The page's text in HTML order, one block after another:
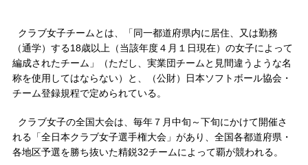
クラブ女子チームとは、「同一都道府県内に居住、又は勤務
（通学）する18歳以上（当該年度４月１日現在）の女子によって
編成されたチーム」（ただし、実業団チームと見間違うような名
称を使用してはならない）と、（公財）日本ソフトボール協会・
チーム登録規程で定められている。
クラブ女子の全国大会は、毎年７月中旬～下旬にかけて開催さ
れる「全日本クラブ女子選手権大会」があり、全国各都道府県・
各地区予選を勝ち抜いた精鋭32チームによって覇が競われる。